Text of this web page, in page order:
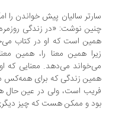
سالیان پیش خواندن را امکانی
نوشت: «در زندگی روزمره
است که او در کتاب می‌جوید.
همین معنا را، همین معنای
می‌دهد. معنایی که او کم
زندگی که برای همه‌کس مواجهه
است، ولی در عین حال
و ممکن هست که چیز دیگری